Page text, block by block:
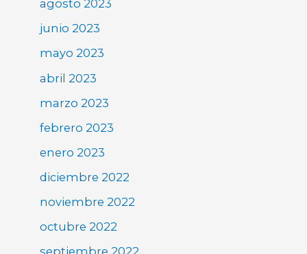
agosto 2023
junio 2023
mayo 2023
abril 2023
marzo 2023
febrero 2023
enero 2023
diciembre 2022
noviembre 2022
octubre 2022